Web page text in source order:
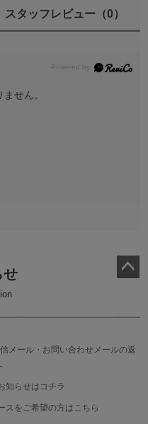
スタッフレビュー （0）
せん。
せ
メール・お問い合わせメールの返
知らせはコチラ
をご希望の方はこちら
ップ